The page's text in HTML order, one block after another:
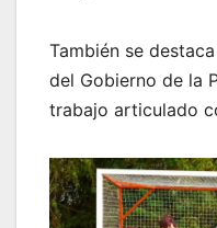
También se
del Gobierno de la
trabajo articulado